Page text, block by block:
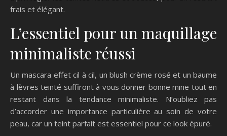
frais et élégant.
L’essentiel pour un maquillage
minimaliste réussi
Un mascara effet cil à cil, un blush crème rosé et un baume
à lèvres teinté suffiront à vous donner bonne mine tout en
restant dans la tendance minimaliste. N’oubliez pas
d’accorder une importance particulière au soin de votre
peau, car un teint parfait est essentiel pour ce look épuré.